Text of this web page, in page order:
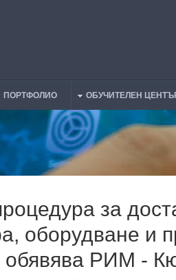
ПОРТФОЛИО ОБУЧИТЕЛЕН
за
оборудване и
обявява РИМ -